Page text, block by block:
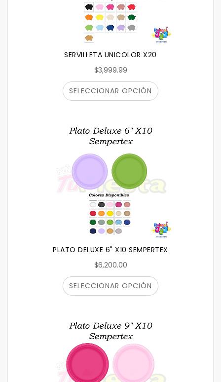
SERVILLETA UNICOLOR X20
$3,999.99
SELECCIONAR OPCIÓN
PLATO DELUXE 6" X10 SEMPERTEX
$6,200.00
SELECCIONAR OPCIÓN